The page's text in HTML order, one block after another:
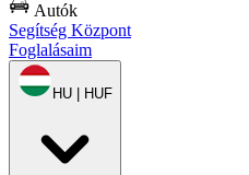
Autók
Segítség Központ
Foglalásaim
HU | HUF